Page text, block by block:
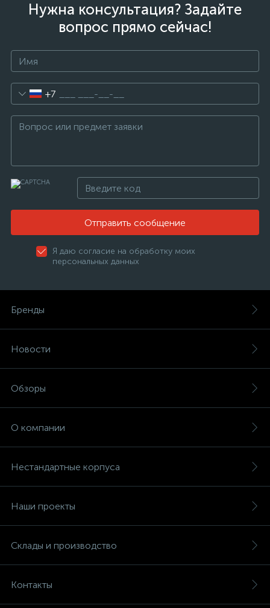
Нужна консультация? Задайте
вопрос прямо сейчас!
+7
Отправить сообщение
Я даю согласие на обработку моих
персональных данных
Бренды
Новости
Обзоры
О компании
Нестандартные корпуса
Наши проекты
Склады и производство
Контакты